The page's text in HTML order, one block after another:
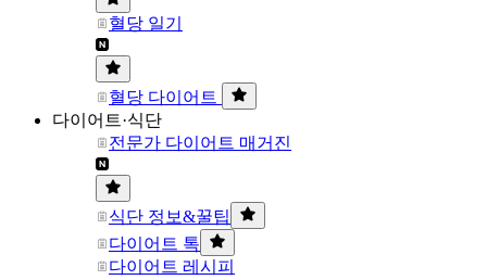
혈당 일기
혈당 다이어트
다이어트·식단
전문가 다이어트 매거진
식단 정보&꿀팁
다이어트 톡
다이어트 레시피